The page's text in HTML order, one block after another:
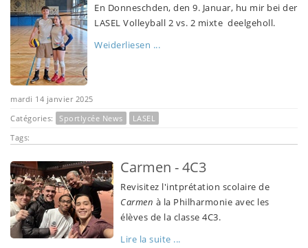
En Donneschden, den 9. Januar, hu mir bei der
LASEL Volleyball 2 vs. 2 mixte deelgeholl.
Weiderliesen ...
mardi 14 janvier 2025
Catégories:
Sportlycée News
LASEL
Tags:
Carmen - 4C3
Revisitez l'intprétation scolaire de
Carmen à la Philharmonie avec les
élèves de la classe 4C3.
Lire la suite ...